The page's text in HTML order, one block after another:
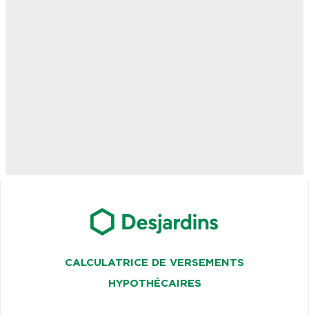
CALCULATRICE DE VERSEMENTS
HYPOTHÉCAIRES